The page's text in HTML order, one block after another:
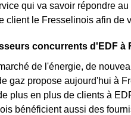
qui va savoir répondre
client le Fresselinois afin de
concurrents d'EDF à
de l'énergie, de
gaz propose aujourd'hui à
plus en plus de clients à
bénéficient aussi des